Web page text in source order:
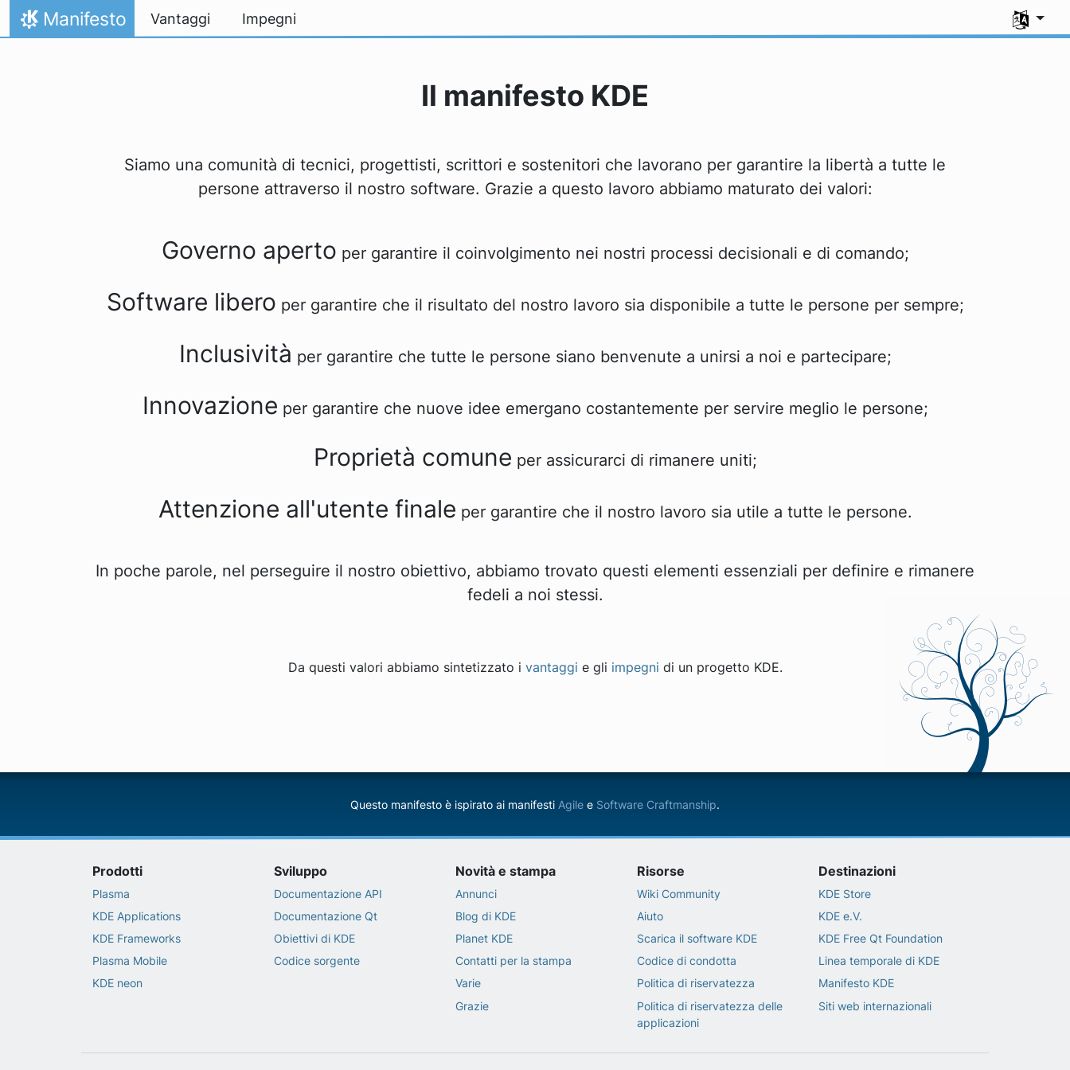
Passa al contenuto
Pagina iniziale
Manifesto Vantaggi Impegni
Seleziona
Il manifesto KDE
Siamo una comunità di tecnici, progettisti, scrittori e sostenitori che lavorano per garantire la libertà a tutte le
persone attraverso il nostro software. Grazie a questo lavoro abbiamo maturato dei valori:
Governo aperto per garantire il coinvolgimento nei nostri processi decisionali e di comando;
Software libero per garantire che il risultato del nostro lavoro sia disponibile a tutte le persone per sempre;
Inclusività per garantire che tutte le persone siano benvenute a unirsi a noi e partecipare;
Innovazione per garantire che nuove idee emergano costantemente per servire meglio le persone;
Proprietà comune per assicurarci di rimanere uniti;
Attenzione all'utente finale per garantire che il nostro lavoro sia utile a tutte le persone.
In poche parole, nel perseguire il nostro obiettivo, abbiamo trovato questi elementi essenziali per definire e rimanere
fedeli a noi stessi.
Da questi valori abbiamo sintetizzato i vantaggi e gli impegni di un progetto KDE.
Questo manifesto è ispirato ai manifesti Agile e Software Craftmanship.
Prodotti
Plasma
KDE Applications
KDE Frameworks
Plasma Mobile
KDE neon
Sviluppo
Documentazione API
Documentazione Qt
Obiettivi di KDE
Codice sorgente
Novità e stampa
Annunci
Blog di KDE
Planet KDE
Contatti per la stampa
Varie
Grazie
Risorse
Wiki Community
Aiuto
Scarica il software KDE
Codice di condotta
Politica di riservatezza
Politica di riservatezza delle
applicazioni
Destinazioni
KDE Store
KDE e.V.
KDE Free Qt Foundation
Linea temporale di KDE
Manifesto KDE
Siti web internazionali